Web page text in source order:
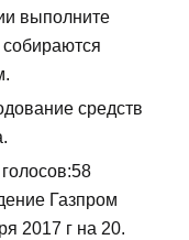
выполните
средств
Газпром
2017 г на 20.